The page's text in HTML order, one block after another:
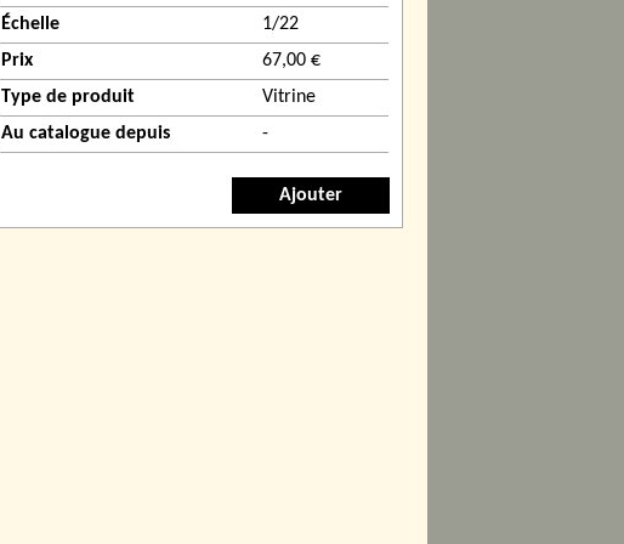
Échelle
1/22
Prix
67,00 €
Type de produit
Vitrine
Au catalogue depuis
-
Ajouter